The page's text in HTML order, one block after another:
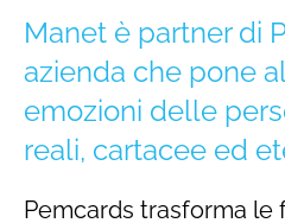
Manet è partner di
azienda che pone
emozioni delle
reali, cartacee ed
Pemcards trasforma le